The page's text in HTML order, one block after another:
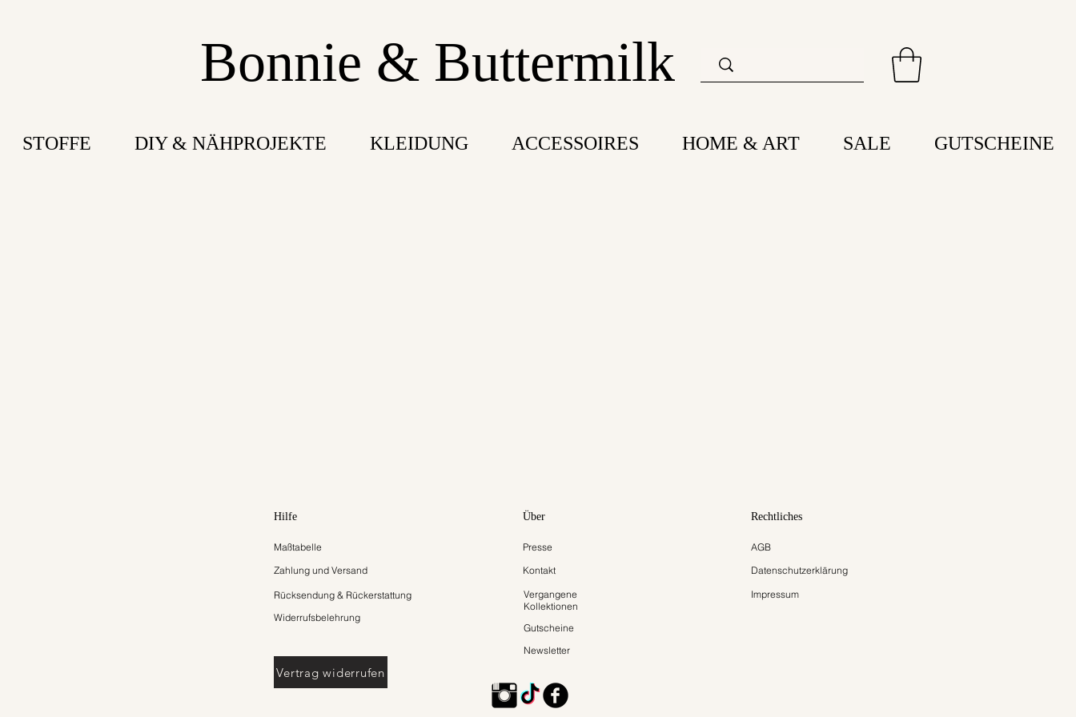
Bonnie & Buttermilk
STOFFE DIY & NÄHPROJEKTE KLEIDUNG ACCESSOIRES HOME & ART SALE GUTSCHEINE
Hilfe
Maßtabelle
Zahlung und Versand
Rücksendung & Rückerstattung
Widerrufsbelehrung
Über
Presse
Kontakt
Vergangene
Kollektionen
Gutscheine
Rechtliches
AGB
Datenschutzerklärung
Impressum
Newsletter
Vertrag widerrufen